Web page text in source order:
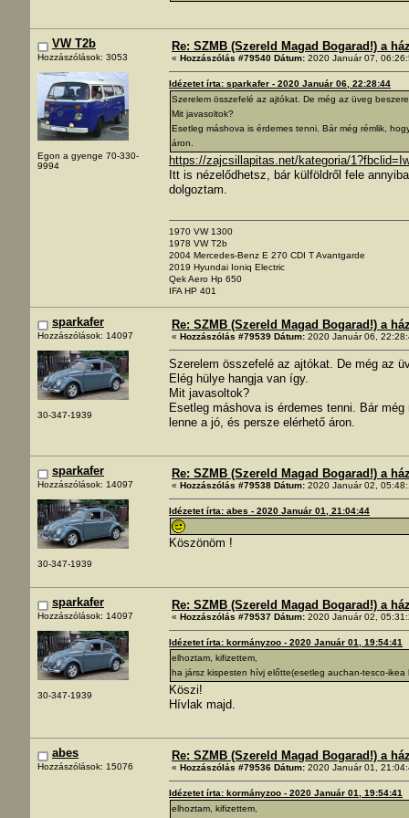
VW T2b
Hozzászólások: 3053
Egon a gyenge 70-330-
9994
Re: SZMB (Szereld Magad Bogarad!) a
« Hozzászólás #79540 Dátum: 2020 Január 07,
Idézetet írta: sparkafer - 2020 Január 06, 22:28:44
Szerelem összefelé az ajtókat. De még az üveg
Mit javasoltok?
Esetleg máshova is érdemes tenni. Bár még rémlik,
áron.
https://zajcsillapitas.net/kategoria/
Itt is nézelődhetsz, bár külföldről fele
dolgoztam.
1970 VW 1300
1978 VW T2b
2004 Mercedes-Benz E 270 CDI T Avantgarde
2019 Hyundai Ioniq Electric
Qek Aero Hp 650
IFA HP 401
sparkafer
Hozzászólások: 14097
30-347-1939
Re: SZMB (Szereld Magad Bogarad!) a
« Hozzászólás #79539 Dátum: 2020 Január 06,
Szerelem összefelé az ajtókat. De még az
Elég hülye hangja van így.
Mit javasoltok?
Esetleg máshova is érdemes tenni. Bár
lenne a jó, és persze elérhető áron.
sparkafer
Hozzászólások: 14097
30-347-1939
Re: SZMB (Szereld Magad Bogarad!) a
« Hozzászólás #79538 Dátum: 2020 Január 02,
Idézetet írta: abes - 2020 Január 01, 21:04:44
Köszönöm !
sparkafer
Hozzászólások: 14097
30-347-1939
Re: SZMB (Szereld Magad Bogarad!) a
« Hozzászólás #79537 Dátum: 2020 Január 02,
Idézetet írta: kormányzoo - 2020 Január 01, 19:54:41
elhoztam, kifizettem,
ha jársz kispesten hívj előtte(esetleg auchan-tesco-ikea
Köszi!
Hívlak majd.
abes
Hozzászólások: 15076
Re: SZMB (Szereld Magad Bogarad!) a
« Hozzászólás #79536 Dátum: 2020 Január 01,
Idézetet írta: kormányzoo - 2020 Január 01, 19:54:41
elhoztam, kifizettem,